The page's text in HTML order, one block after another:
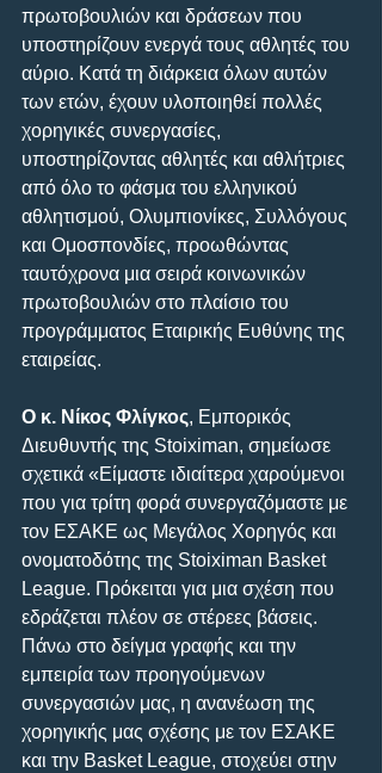
πρωτοβουλιών και δράσεων που
υποστηρίζουν ενεργά τους αθλητές του
αύριο. Κατά τη διάρκεια όλων αυτών
των ετών, έχουν υλοποιηθεί πολλές
χορηγικές συνεργασίες,
υποστηρίζοντας αθλητές και αθλήτριες
από όλο το φάσμα του ελληνικού
αθλητισμού, Ολυμπιονίκες, Συλλόγους
και Ομοσπονδίες, προωθώντας
ταυτόχρονα μια σειρά κοινωνικών
πρωτοβουλιών στο πλαίσιο του
προγράμματος Εταιρικής Ευθύνης της
εταιρείας.
Ο κ. Νίκος Φλίγκος, Εμπορικός
Διευθυντής της Stoiximan, σημείωσε
σχετικά «Είμαστε ιδιαίτερα χαρούμενοι
που για τρίτη φορά συνεργαζόμαστε με
τον ΕΣΑΚΕ ως Μεγάλος Χορηγός και
ονοματοδότης της Stoiximan Basket
League. Πρόκειται για μια σχέση που
εδράζεται πλέον σε στέρεες βάσεις.
Πάνω στο δείγμα γραφής και την
εμπειρία των προηγούμενων
συνεργασιών μας, η ανανέωση της
χορηγικής μας σχέσης με τον ΕΣΑΚΕ
και την Basket League, στοχεύει στην